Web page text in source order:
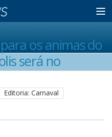
os animas do
será no
Editoria: Carnaval